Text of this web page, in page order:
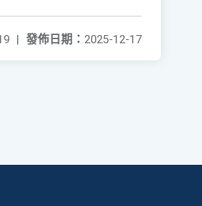
發佈日期： 2025-12-17
|